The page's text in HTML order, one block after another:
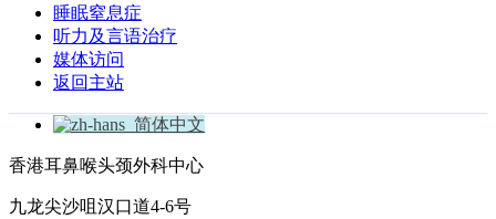
睡眠窒息症
听力及言语治疗
媒体访问
返回主站
简体中文
香港耳鼻喉头颈外科中心
九龙尖沙咀汉口道4-6号